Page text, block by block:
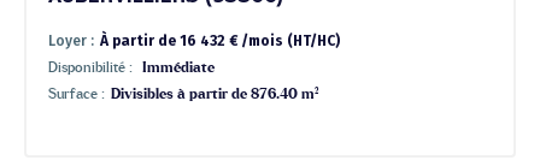
Loyer : À partir de 16 432 € /mois (HT/HC)
Disponibilité :
Immédiate
Surface : Divisibles à partir de 876.40 m²